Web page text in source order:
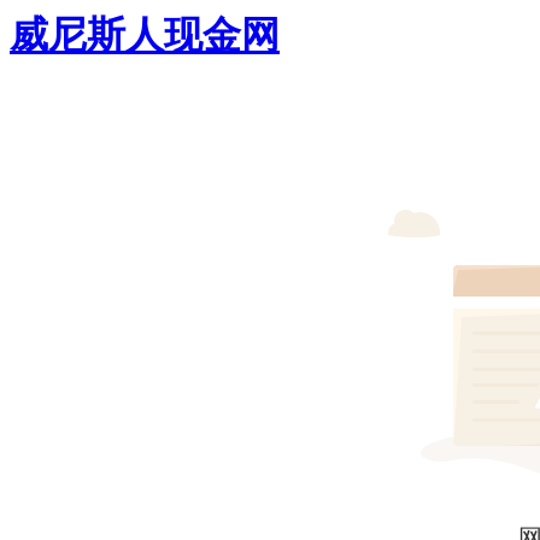
威尼斯人现金网